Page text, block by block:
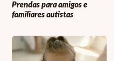
Prendas para amigos e
familiares autistas